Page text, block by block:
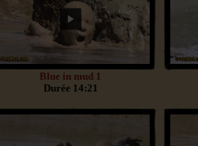
Blue in mud 1
Durée 14:21